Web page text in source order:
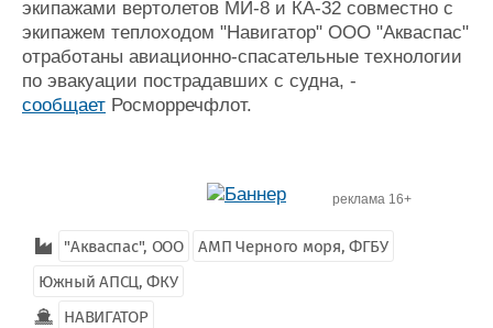
экипажами вертолетов МИ-8 и КА-32 совместно с
экипажем теплоходом "Навигатор" ООО "Акваспас"
отработаны авиационно-спасательные технологии
по эвакуации пострадавших с судна, -
сообщает Росморречфлот.
реклама 16+
"Акваспас", ООО
АМП Черного моря, ФГБУ
Южный АПСЦ, ФКУ
НАВИГАТОР